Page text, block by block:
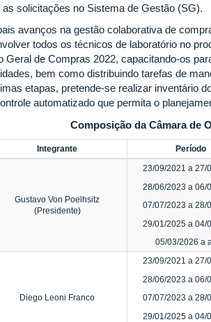
as solicitações no Sistema de Gestão (SG).
avanços na gestão colaborativa de
todos os técnicos de laboratório no
Geral de Compras 2022, capacitando-os
bem como distribuindo tarefas de
etapas, pretende-se realizar inventário
automatizado que permita o
Composição da Câmara de
Integrante Período
Gustavo Von Poelhsitz
(Presidente)
23/09/2021 a 27/
28/06/2023 a 06/
07/07/2023 a 28/
29/01/2025 a 04/
05/03/2026 a
Diego Leoni Franco
23/09/2021 a 27/
28/06/2023 a 06/
07/07/2023 a 28/
29/01/2025 a 04/